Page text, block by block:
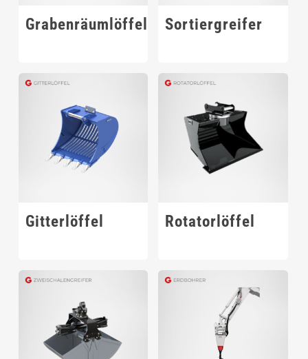
Grabenräumlöffel Sortiergreifer
Gitterlöffel Rotatorlöffel